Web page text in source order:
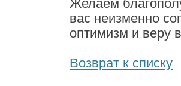
Желаем
вас неизменно
оптимизм и веру
Возврат к списку